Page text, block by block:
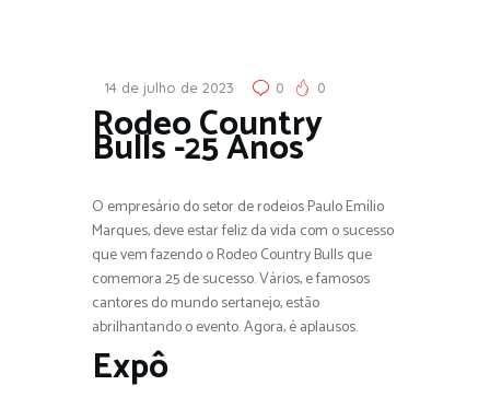
14 de julho de 2023 0 0
Rodeo Country
Bulls -25 Anos
O empresário do setor de rodeios Paulo Emílio
Marques, deve estar feliz da vida com o sucesso
que vem fazendo o Rodeo Country Bulls que
comemora 25 de sucesso. Vários, e famosos
cantores do mundo sertanejo, estão
abrilhantando o evento. Agora, é aplausos.
Expô